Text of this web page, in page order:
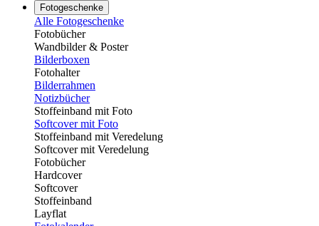
Fotogeschenke
Alle Fotogeschenke
Fotobücher
Wandbilder & Poster
Bilderboxen
Fotohalter
Bilderrahmen
Notizbücher
Stoffeinband mit Foto
Softcover mit Foto
Stoffeinband mit Veredelung
Softcover mit Veredelung
Fotobücher
Hardcover
Softcover
Stoffeinband
Layflat